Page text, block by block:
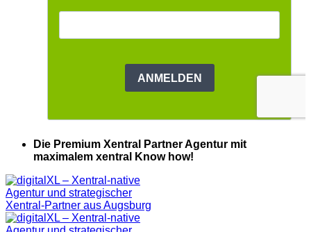
Die Premium Xentral Partner Agentur mit
maximalem xentral Know how!